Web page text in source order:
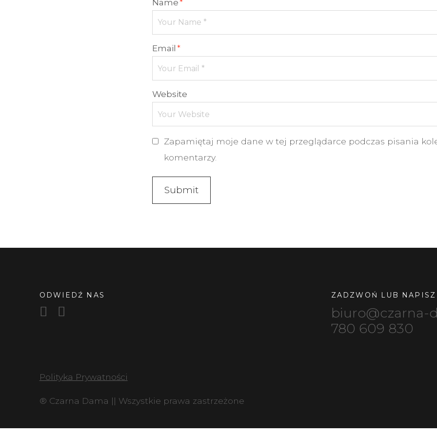
Name*
Email*
Website
Zapamiętaj moje dane w tej przeglądarce podczas pisania
komentarzy.
ODWIEDŹ NAS ZADZWOŃ LUB NAPISZ
biuro@czarna-
780 609 830
Polityka Prywatności
® Czarna Dama || Wszystkie prawa zastrzeżone